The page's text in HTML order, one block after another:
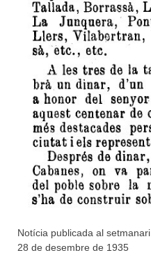
Notícia publicada al
28 de desembre de 1935